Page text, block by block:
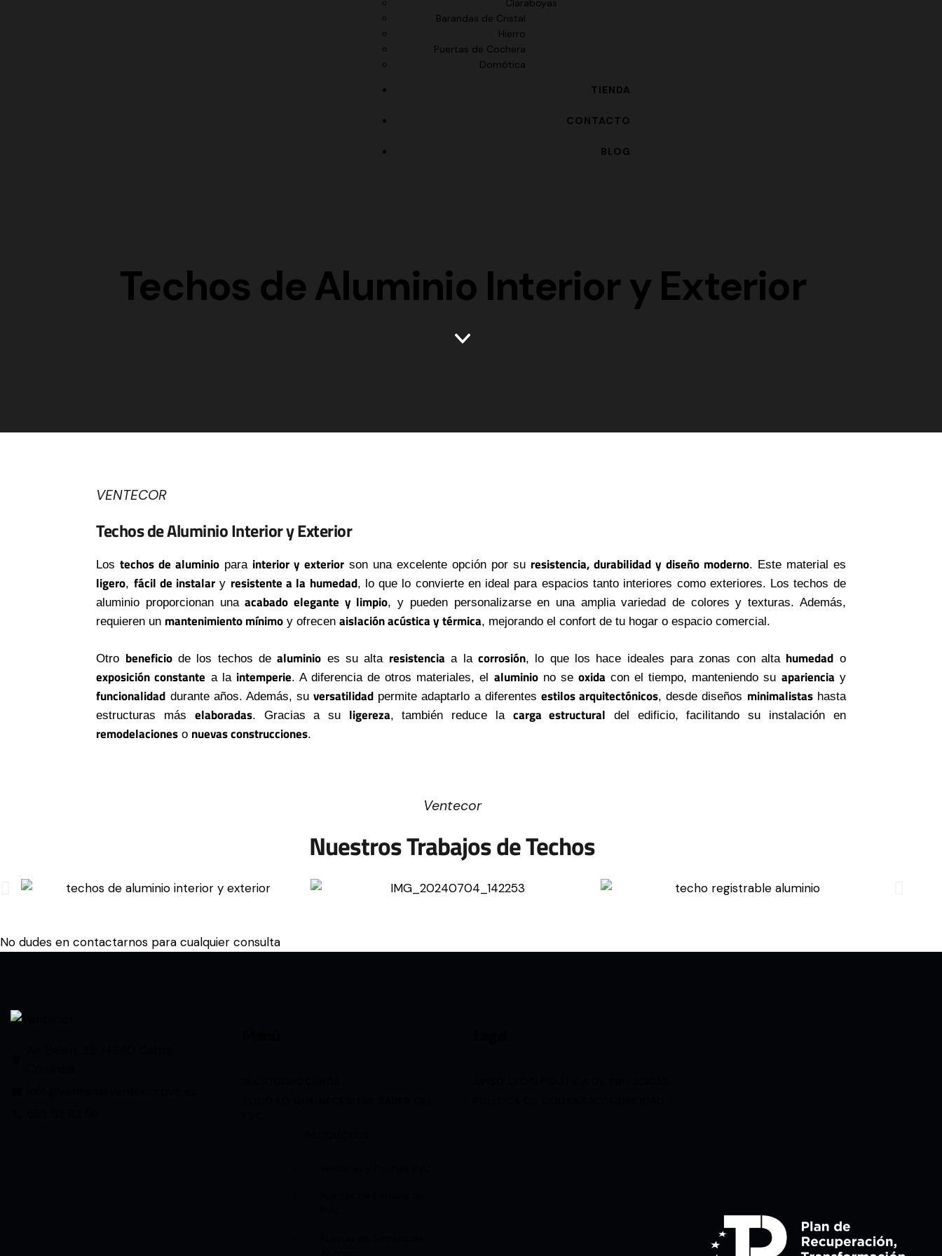
Barandas de Cristal
Hierro
Puertas de Cochera
Domótica
TIENDA
CONTACTO
BLOG
Techos de Aluminio Interior y Exterior
VENTECOR
Techos de Aluminio Interior y Exterior
Lostechos de aluminio para interior y exterior son una excelente opción por su resistencia, durabilidad y diseño moderno. Este material es
ligero, fácil de instalar y resistente a la humedad, lo que lo convierte en ideal para espacios tanto interiores como exteriores. Los techos de
aluminio proporcionan unaacabado elegante y limpio, y pueden personalizarse en una amplia variedad de colores y texturas. Además,
requieren un mantenimiento mínimo y ofrecenaislación acústica y térmica, mejorando el confort de tu hogar o espacio comercial.
Otro beneficiode los techos dealuminio es su alta resistencia a la corrosión, lo que los hace ideales para zonas con alta humedad o
exposición constante a la intemperie. A diferencia de otros materiales, el aluminiono se oxida con el tiempo, manteniendo su apariencia y
funcionalidad durante años. Además, suversatilidad permite adaptarlo a diferentes estilos arquitectónicos, desde diseños minimalistashasta
estructuras más elaboradas. Gracias a su ligereza, también reduce la carga estructural del edificio, facilitando su instalación en
remodelaciones o nuevas construcciones.
Ventecor
Nuestros Trabajos de Techos
No dudes en contactarnos para cualquier consulta